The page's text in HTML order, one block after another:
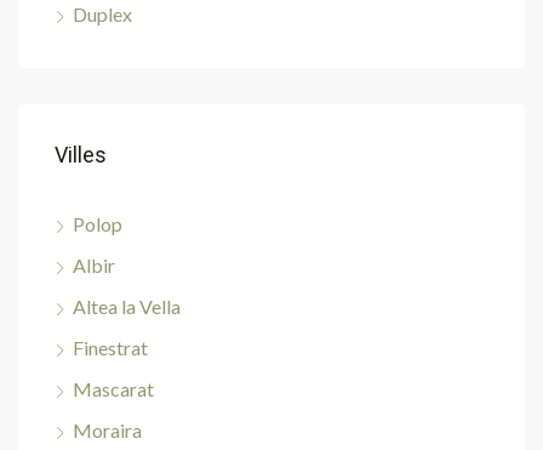
Duplex
Villes
Polop
Albir
Altea la Vella
Finestrat
Mascarat
Moraira